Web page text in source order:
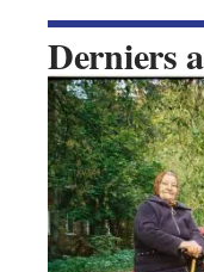
Derniers